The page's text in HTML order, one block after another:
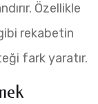
Özellikle
rekabetin
fark yaratır.